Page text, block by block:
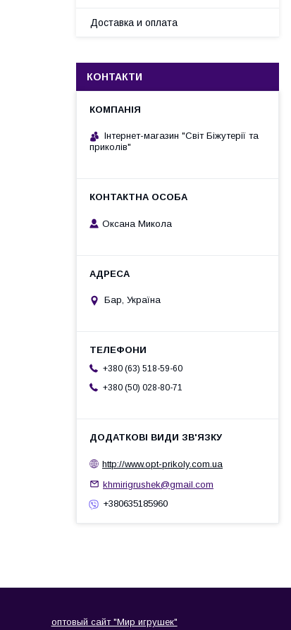
Доставка и оплата
КОНТАКТИ
Інтернет-магазин "Світ Біжутерії та
приколів"
Оксана Микола
Бар, Україна
+380 (63) 518-59-60
+380 (50) 028-80-71
http://www.opt-prikoly.com.ua
khmirigrushek@gmail.com
+380635185960
оптовый сайт "Мир игрушек"